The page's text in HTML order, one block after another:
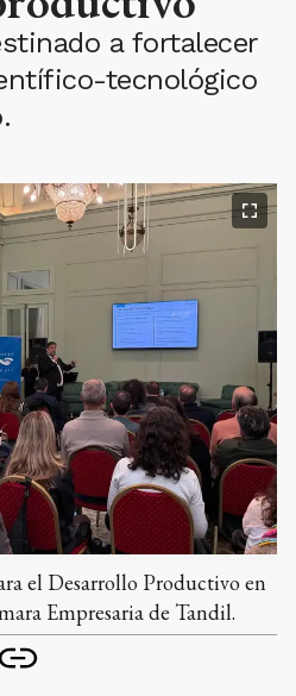
a fortalecer
tecnológico
el Desarrollo Productivo en
Empresaria de Tandil.